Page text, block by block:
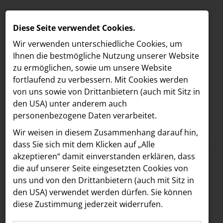
MELDUNGEN
LOEBELL NORDBERG
INNER
aehre
Astoria Artshow
B/S/H Hausgeräte
Meldungen /
Text Bilder
24.07.2024
Top-Marken feiern
Österreich-Premiere
Diese Seite verwendet Cookies.
Wir verwenden unterschiedliche Cookies, um
Ihnen die best­mögliche Nutzung unserer Website
zu ermöglichen, sowie um unsere Website
fortlaufend zu verbessern. Mit Cookies werden
von uns sowie von Drittanbietern (auch mit Sitz in
den USA) unter anderem auch
personenbezogene Daten verarbeitet.
Wir weisen in diesem Zusammenhang darauf hin,
dass Sie sich mit dem Klicken auf „Alle
akzeptieren“ damit ein­ver­standen erklären, dass
die auf unserer Seite eingesetzten Cookies von
uns und von den Drittanbietern (auch mit Sitz in
den USA) verwendet werden dürfen. Sie können
diese Zustimmung jederzeit widerrufen.